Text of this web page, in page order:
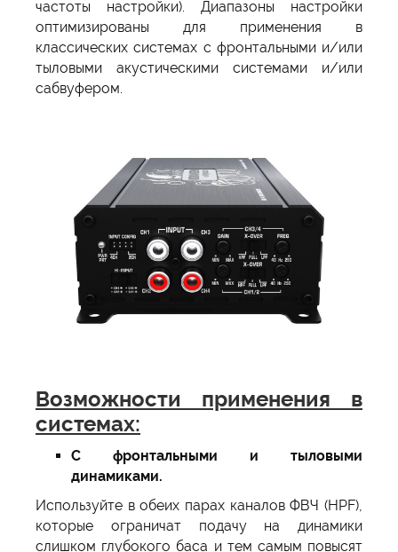
частоты настройки). Диапазоны настройки
оптимизированы для применения в
классических системах с фронтальными и/или
тыловыми акустическими системами и/или
сабвуфером.
Возможности применения в
системах:
С фронтальными и тыловыми
динамиками.
Используйте в обеих парах каналов ФВЧ (HPF),
которые ограничат подачу на динамики
слишком глубокого баса и тем самым повысят